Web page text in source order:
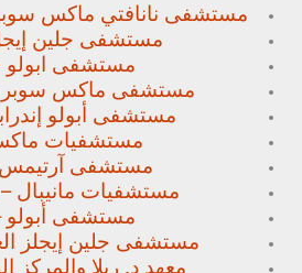
مستشفى نانافتي ماكس
مستشفى جلين
مستشفى ابولو
مستشفى ماكس
مستشفى أبولو
مستشفيات
مستشفى آرتيمس
مستشفيات مانيبال –
مستشفى أبولو –
مستشفى جلين إيجلز
معهد د. ريلا والمركز